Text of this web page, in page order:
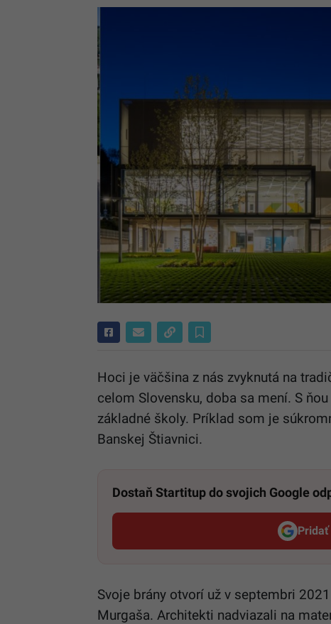
Hoci je väčšina z nás zvyknutá na
celom Slovensku, doba sa mení. S
základné školy. Príklad som je
Banskej Štiavnici.
Dostaň Startitup do svojich Google
Svoje brány otvorí už v septembri
Murgaša. Architekti nadviazali na